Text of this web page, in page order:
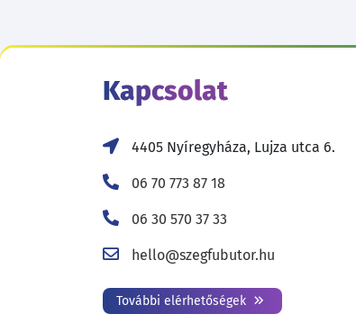
Kapcsolat
4405 Nyíregyháza, Lujza utca 6.
06 70 773 87 18
06 30 570 37 33
hello@szegfubutor.hu
További elérhetőségek